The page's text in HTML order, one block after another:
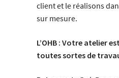
client et le réalisons
sur mesure.
L’OHB : Votre atelier
toutes sortes de